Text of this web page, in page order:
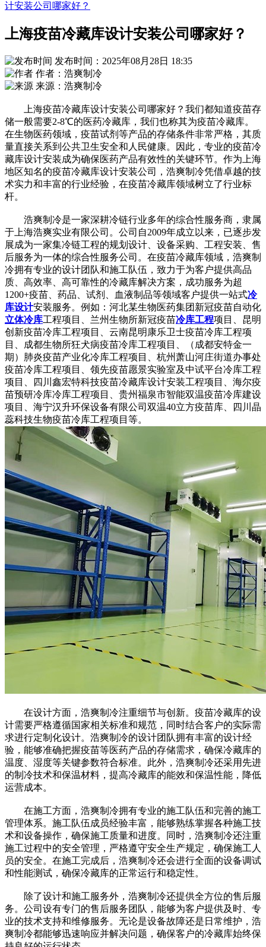
计安装公司哪家好？
上海疫苗冷藏库设计安装公司哪家好？
发布时间：2025年08月28日 18:35
作者：浩爽制冷
来源：浩爽制冷
上海疫苗冷藏库设计安装公司哪家好？我们都知道疫苗存
储一般需要2-8℃的医药冷藏库，我们也称其为疫苗冷藏库。
在生物医药领域，疫苗试剂等产品的存储条件非常严格，其质
量直接关系到公共卫生安全和人民健康。因此，专业的疫苗冷
藏库设计安装成为确保医药产品有效性的关键环节。作为上海
地区知名的疫苗冷藏库设计安装公司，浩爽制冷凭借卓越的技
术实力和丰富的行业经验，在疫苗冷藏库领域树立了行业标
杆。
浩爽制冷是一家深耕冷链行业多年的综合性服务商，隶属
于上海浩爽实业有限公司。公司自2009年成立以来，已逐步发
展成为一家集冷链工程的规划设计、设备采购、工程安装、售
后服务为一体的综合性服务公司。在疫苗冷藏库领域，浩爽制
冷拥有专业的设计团队和施工队伍，致力于为客户提供高品
质、高效率、高可靠性的冷藏库解决方案，成功服务为超
1200+疫苗、药品、试剂、血液制品等领域客户提供一站式冷
库设计安装服务。例如：河北某生物医药集团新冠疫苗自动化
立体冷库工程项目、兰州生物所新冠疫苗冷库工程项目、昆明
创新疫苗冷库工程项目、云南昆明康乐卫士疫苗冷库工程项
目、成都生物所狂犬病疫苗冷库工程项目、（成都安特金一
期）肺炎疫苗产业化冷库工程项目、杭州萧山河庄街道办事处
疫苗冷库工程项目、领先疫苗愿景实验室及中试平台冷库工程
项目、四川鑫宏特科技疫苗冷藏库设计安装工程项目、海尔疫
苗预研冷库冷库工程项目、贵州福泉市智能双温疫苗冷库建设
项目、海宁汉升环保设备有限公司双温40立方疫苗库、四川晶
蕊科技生物疫苗冷库工程项目等。
在设计方面，浩爽制冷注重细节与创新。疫苗冷藏库的设
计需要严格遵循国家相关标准和规范，同时结合客户的实际需
求进行定制化设计。浩爽制冷的设计团队拥有丰富的设计经
验，能够准确把握疫苗等医药产品的存储需求，确保冷藏库的
温度、湿度等关键参数符合标准。此外，浩爽制冷还采用先进
的制冷技术和保温材料，提高冷藏库的能效和保温性能，降低
运营成本。
在施工方面，浩爽制冷拥有专业的施工队伍和完善的施工
管理体系。施工队伍成员经验丰富，能够熟练掌握各种施工技
术和设备操作，确保施工质量和进度。同时，浩爽制冷还注重
施工过程中的安全管理，严格遵守安全生产规定，确保施工人
员的安全。在施工完成后，浩爽制冷还会进行全面的设备调试
和性能测试，确保冷藏库的正常运行和稳定性。
除了设计和施工服务外，浩爽制冷还提供全方位的售后服
务。公司设有专门的售后服务团队，能够为客户提供及时、专
业的技术支持和维修服务。无论是设备故障还是日常维护，浩
爽制冷都能够迅速响应并解决问题，确保客户的冷藏库始终保